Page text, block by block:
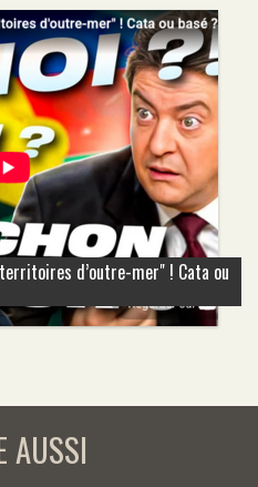
d’outre-mer" ! Cata ou
AUSSI